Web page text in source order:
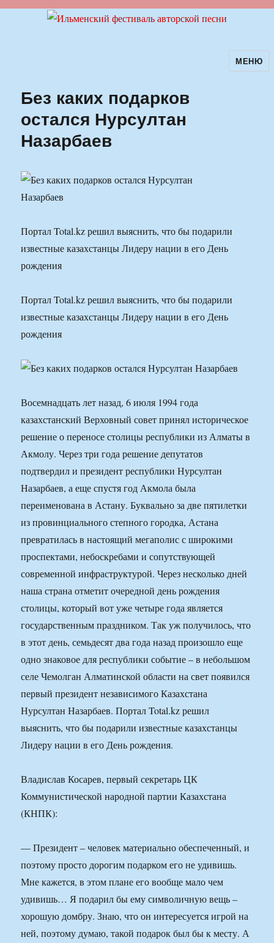
Ильменский фестиваль авторскойМЕНЮ
Без каких подарков
остался Нурсултан
Назарбаев
Портал Total.kz решил выяснить, что бы подарили
известные казахстанцы Лидеру нации в его День
рождения
Портал Total.kz решил выяснить, что бы подарили
известные казахстанцы Лидеру нации в его День
рождения
Восемнадцать лет назад, 6 июля 1994 года
казахстанский Верховный совет принял историческое
решение о переносе столицы республики из Алматы в
Акмолу. Через три года решение депутатов
подтвердил и президент республики Нурсултан
Назарбаев, а еще спустя год Акмола была
переименована в Астану. Буквально за две пятилетки
из провинциального степного городка, Астана
превратилась в настоящий мегаполис с широкими
проспектами, небоскребами и сопутствующей
современной инфраструктурой. Через несколько дней
наша страна отметит очередной день рождения
столицы, который вот уже четыре года является
государственным праздником. Так уж получилось, что
в этот день, семьдесят два года назад произошло еще
одно знаковое для республики событие – в небольшом
селе Чемолган Алматинской области на свет появился
первый президент независимого Казахстана
Нурсултан Назарбаев. Портал Total.kz решил
выяснить, что бы подарили известные казахстанцы
Лидеру нации в его День рождения.
Владислав Косарев, первый секретарь ЦК
Коммунистической народной партии Казахстана
(КНПК):
— Президент – человек материально обеспеченный, и
поэтому просто дорогим подарком его не удивишь.
Мне кажется, в этом плане его вообще мало чем
удивишь… Я подарил бы ему символичную вещь –
хорошую домбру. Знаю, что он интересуется игрой на
ней, поэтому думаю, такой подарок был бы к месту. А